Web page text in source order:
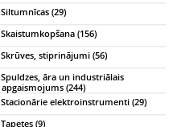
Siltumnīcas (29)
Skaistumkopšana (156)
Skrūves, stiprinājumi (56)
Spuldzes, āra un industriālais
apgaismojums (244)
Stacionārie elektroinstrumenti (29)
Tapetes (9)